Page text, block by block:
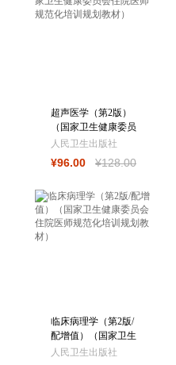
超声医学（第2版）
（国家卫生健康委员
会住院医师规范化培
人民卫生出版社
¥96.00 ¥128.00
临床病理学（第2版/
配增值）（国家卫生
健康委员会住院医师
人民卫生出版社